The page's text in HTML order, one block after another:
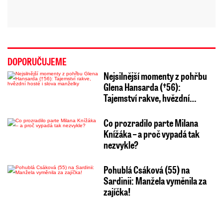
DOPORUČUJEME
Nejsilnější momenty z pohřbu
Glena Hansarda (†56):
Tajemství rakve, hvězdní…
Co prozradilo parte Milana
Knížáka – a proč vypadá tak
nezvykle?
Pohublá Csáková (55) na
Sardinii: Manžela vyměnila za
zajíčka!